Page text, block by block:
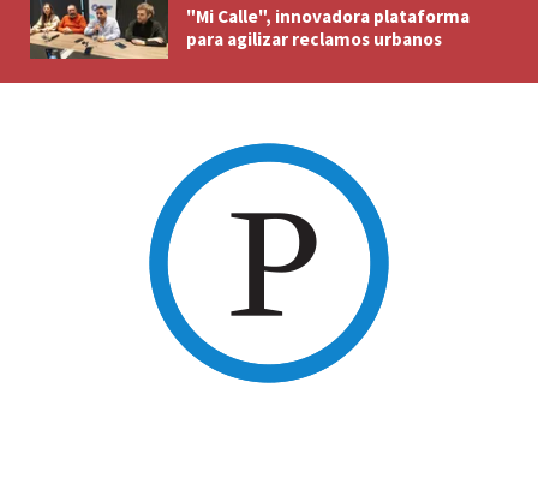
"Mi Calle", innovadora plataforma
para agilizar reclamos urbanos